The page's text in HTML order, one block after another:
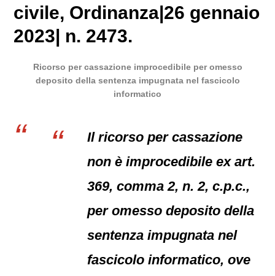
civile, Ordinanza|26 gennaio
2023| n. 2473.
Ricorso per cassazione improcedibile per omesso
deposito della sentenza impugnata nel fascicolo
informatico
Il ricorso per cassazione
non è improcedibile ex art.
369, comma 2, n. 2, c.p.c.,
per omesso deposito della
sentenza impugnata nel
fascicolo informatico, ove